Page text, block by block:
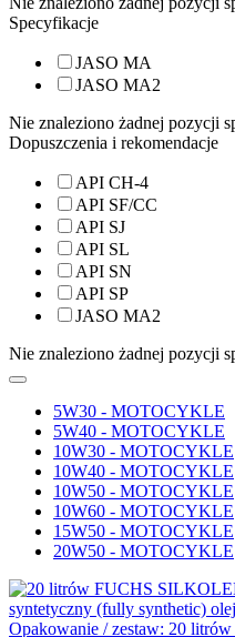
Specyfikacje
JASO MA
JASO MA2
Nie znaleziono żadnej pozycji
Dopuszczenia i rekomendacje
API CH-4
API SF/CC
API SJ
API SL
API SN
API SP
JASO MA2
Nie znaleziono żadnej pozycji
5W30 - MOTOCYKLE
5W40 - MOTOCYKLE
10W30 - MOTOCYKLE
10W40 - MOTOCYKLE
10W50 - MOTOCYKLE
10W60 - MOTOCYKLE
15W50 - MOTOCYKLE
20W50 - MOTOCYKLE